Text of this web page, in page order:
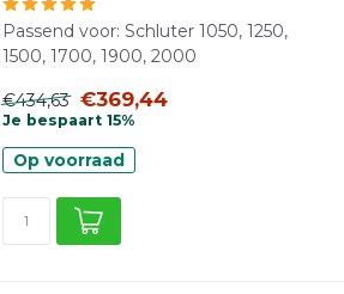
Passend voor: Schluter 1050, 1250,
1500, 1700, 1900, 2000
€434,63 €369,44
Je bespaart 15%
Op voorraad